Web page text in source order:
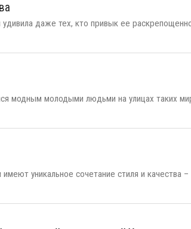
даже тех, кто привык ее
модным молодыми людьми на улицах таких
уникальное сочетание стиля и качества –